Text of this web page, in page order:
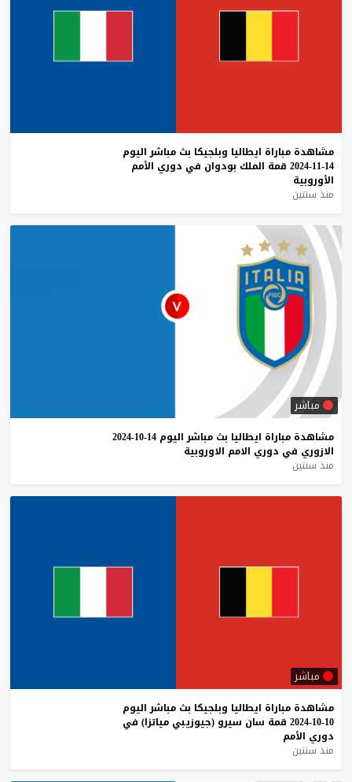
مشاهدة مباراة ايطاليا وبلجيكا بث مباشر اليوم
14-11-2024
قمة الملك بودوان في دوري الأمم
الأوروبية
منذ سنتين
مباشر
مشاهدة مباراة ايطاليا بث مباشر اليوم 14-10-2024
الازوري في دوري الامم الاوروبية
منذ سنتين
مباشر
مشاهدة مباراة ايطاليا وبلجيكا بث مباشر اليوم
10-10-2024
قمة سان سيرو (جيوزيبي مياتزا) في
دوري الأمم
منذ سنتين